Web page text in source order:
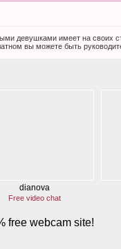
девушками имеет на
вы можете быть